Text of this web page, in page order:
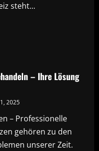
steht...
– Ihre Lösung
2025
– Professionelle
gehören zu den
unserer Zeit.